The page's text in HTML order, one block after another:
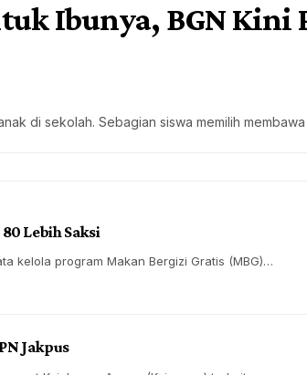
Ibunya, BGN Kini
di sekolah. Sebagian siswa memilih
Lebih Saksi
kelola program Makan Bergizi Gratis (MBG)…
Jakpus